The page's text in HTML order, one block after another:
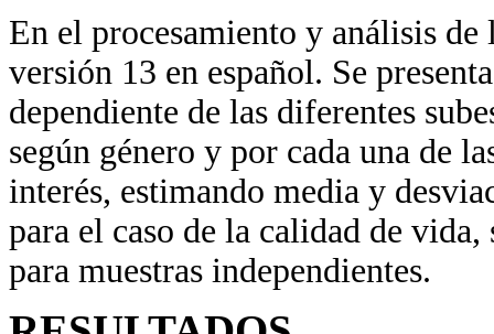
En el procesamiento y análisis de
versión 13 en español. Se
dependiente de las diferentes
según género y por cada una de
interés, estimando media y
para el caso de la calidad de
para muestras independientes.